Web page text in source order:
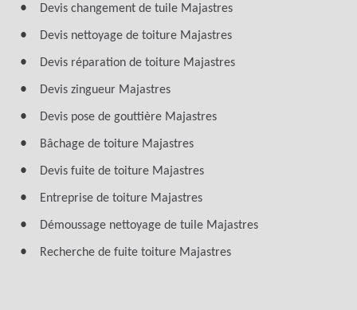
Devis changement de tuile Majastres
Devis nettoyage de toiture Majastres
Devis réparation de toiture Majastres
Devis zingueur Majastres
Devis pose de gouttière Majastres
Bâchage de toiture Majastres
Devis fuite de toiture Majastres
Entreprise de toiture Majastres
Démoussage nettoyage de tuile Majastres
Recherche de fuite toiture Majastres